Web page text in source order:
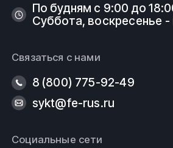
По будням с 9:00 до
Суббота, воскресенье
Связаться с нами
8 (800) 775-92-49
sykt@fe-rus.ru
Социальные сети